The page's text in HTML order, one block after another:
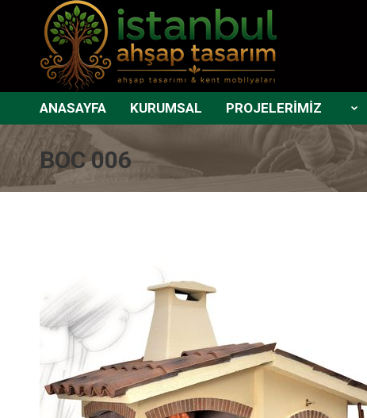
ANASAYFA KURUMSAL PROJELERİMİZ
BOC 006